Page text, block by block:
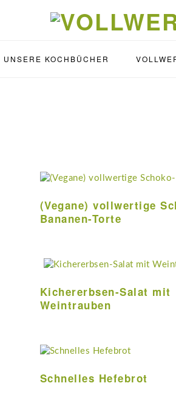
UNSERE KOCHBÜCHER
(Vegane) vollwertige
Bananen-Torte
Kichererbsen-Salat mit
Weintrauben
Schnelles Hefebrot